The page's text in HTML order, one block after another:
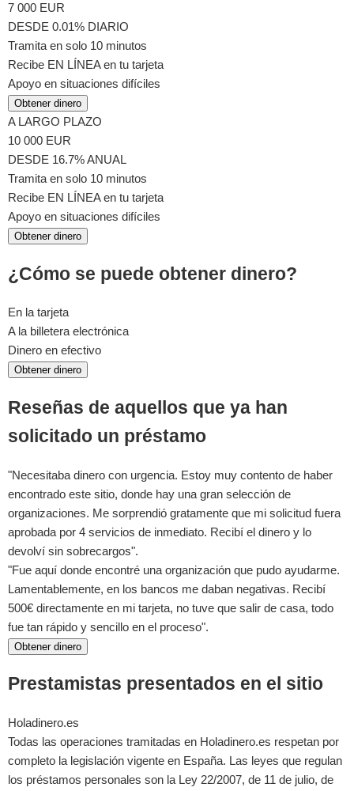
7 000 EUR
DESDE 0.01% DIARIO
Tramita en solo 10 minutos
Recibe EN LÍNEA en tu tarjeta
Apoyo en situaciones difíciles
Obtener dinero
A LARGO PLAZO
10 000 EUR
DESDE 16.7% ANUAL
Tramita en solo 10 minutos
Recibe EN LÍNEA en tu tarjeta
Apoyo en situaciones difíciles
Obtener dinero
¿Cómo se puede obtener dinero?
En la tarjeta
A la billetera electrónica
Dinero en efectivo
Obtener dinero
Reseñas de aquellos que ya han
solicitado un préstamo
"Necesitaba dinero con urgencia. Estoy muy contento de haber
encontrado este sitio, donde hay una gran selección de
organizaciones. Me sorprendió gratamente que mi solicitud fuera
aprobada por 4 servicios de inmediato. Recibí el dinero y lo
devolví sin sobrecargos".
"Fue aquí donde encontré una organización que pudo ayudarme.
Lamentablemente, en los bancos me daban negativas. Recibí
500€ directamente en mi tarjeta, no tuve que salir de casa, todo
fue tan rápido y sencillo en el proceso".
Obtener dinero
Prestamistas presentados en el sitio
Holadinero.es
Todas las operaciones tramitadas en Holadinero.es respetan por
completo la legislación vigente en España. Las leyes que regulan
los préstamos personales son la Ley 22/2007, de 11 de julio, de